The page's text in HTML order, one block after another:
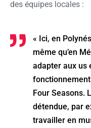
des équipes locales :
« Ici, en
même qu’en
adapter aux us
fonctionnement
Four Seasons.
détendue, par
travailler en